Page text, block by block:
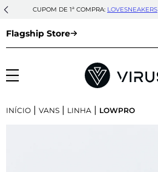
CUPOM DE 1ª COMPRA: LOVESNEAKERS
Flagship Store
INÍCIO | VANS | LINHA | LOWPRO